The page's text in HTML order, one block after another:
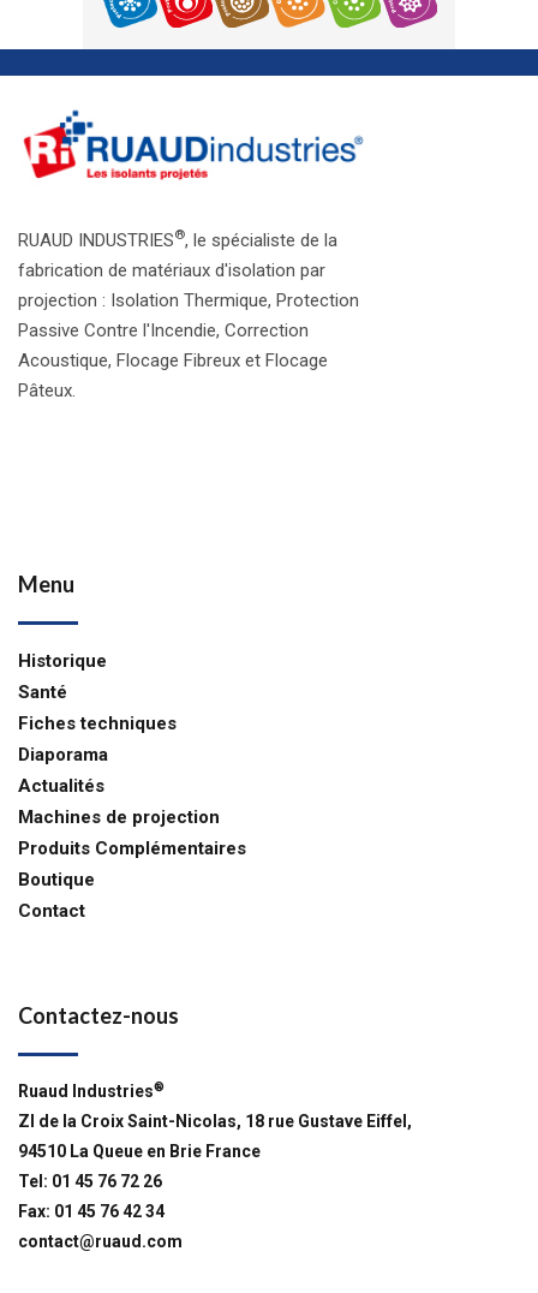
RUAUD INDUSTRIES®, le spécialiste de la
fabrication de matériaux d'isolation par
projection : Isolation Thermique, Protection
Passive Contre l'Incendie, Correction
Acoustique, Flocage Fibreux et Flocage
Pâteux.
Menu
Historique
Santé
Fiches techniques
Diaporama
Actualités
Machines de projection
Produits Complémentaires
Boutique
Contact
Contactez-nous
Ruaud Industries®
ZI de la Croix Saint-Nicolas, 18 rue Gustave Eiffel,
94510 La Queue en Brie France
Tel: 01 45 76 72 26
Fax: 01 45 76 42 34
contact@ruaud.com